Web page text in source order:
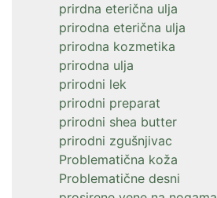
prirdna eterična ulja
prirodna eterična ulja
prirodna kozmetika
prirodna ulja
prirodni lek
prirodni preparat
prirodni shea butter
prirodni zgušnjivac
Problematična koža
Problematične desni